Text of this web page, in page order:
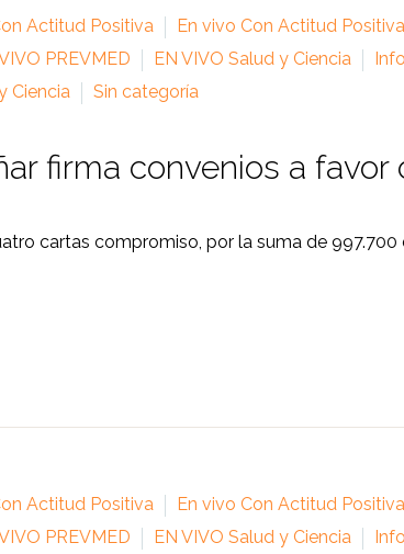
Actitud Positiva En vivo Con Actitud Positiva
PREVMED EN VIVO Salud y Ciencia
Ciencia Sin categoría
firma convenios a favor
cartas compromiso, por la suma de
Actitud Positiva En vivo Con Actitud Positiva
PREVMED EN VIVO Salud y Ciencia